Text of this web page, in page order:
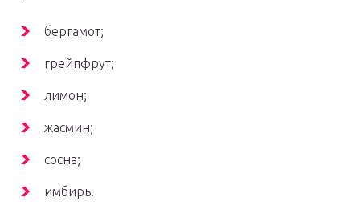
бергамот;
грейпфрут;
лимон;
жасмин;
сосна;
имбирь.